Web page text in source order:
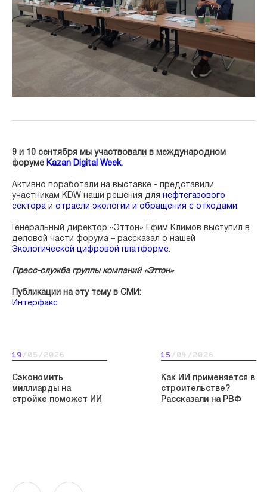
9 и 10 сентября мы участвовали в международном
форуме Kazan Digital Week.
Активно поработали на выставке - представили
участникам KDW наши решения для нефтегазового
сектора и отрасли экологии и обращения с отходами.
Генеральный директор «Эттон» Ефим Климов выступил в
деловой части форума – рассказал о нашей
Экологической цифровой платформе.
Пресс-служба группы компаний «Эттон»
Публикации на эту тему в СМИ:
Интерфакс
19 /05/2026
Сэкономить
миллиарды на
стройке поможет ИИ
15 /04/2026
Как ИИ применяется в
строительстве?
Рассказали на РВФ